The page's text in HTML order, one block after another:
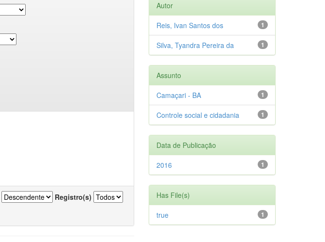
Registro(s)
Autor
1
Reis, Ivan Santos dos
1
Silva, Tyandra Pereira da
Assunto
1
Camaçari - BA
1
Controle social e cidadania
Data de Publicação
1
2016
Has File(s)
1
true